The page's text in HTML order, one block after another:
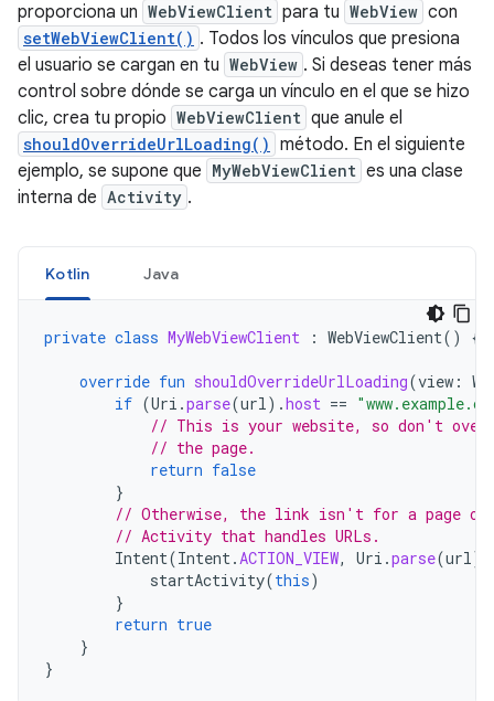
proporciona un WebViewClient para tu WebView con
setWebViewClient() . Todos los vínculos que presiona
el usuario se cargan en tu WebView . Si deseas tener más
control sobre dónde se carga un vínculo en el que se hizo
clic, crea tu propio WebViewClient que anule el
shouldOverrideUrlLoading() método. En el siguiente
ejemplo, se supone que MyWebViewClient es una clase
interna de Activity .
Kotlin Java
private class MyWebViewClient : WebViewClient() {
override fun shouldOverrideUrlLoading(view :
if (Uri .parse(url).host ==
// This is your website, so don't
// the page.
return false
}
// Otherwise, the link isn't for a page on
// Activity that handles URLs.
Intent(Intent.ACTION_VIEW, Uri .parse(url
startActivity(this)
}
return true
}
}